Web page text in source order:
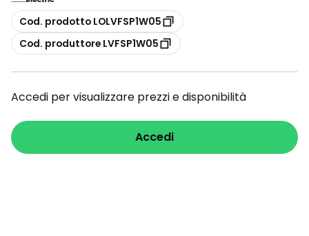
copia
Cod. prodotto LOLVFSP1W05
copia
Cod. produttore LVFSP1W05
Accedi per visualizzare prezzi e disponibilità
Accedi